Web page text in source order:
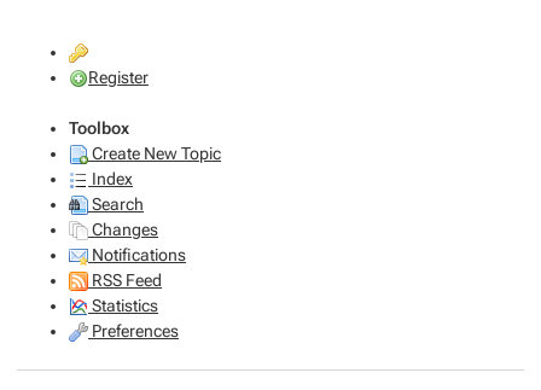
Register
Toolbox
Create New Topic
Index
Search
Changes
Notifications
RSS Feed
Statistics
Preferences